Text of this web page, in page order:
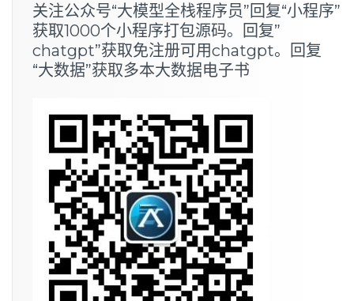
关注公众号“大模型全栈程序员”回复“小程序”
获取1000个小程序打包源码。回复”
chatgpt”获取免注册可用chatgpt。回复
“大数据”获取多本大数据电子书